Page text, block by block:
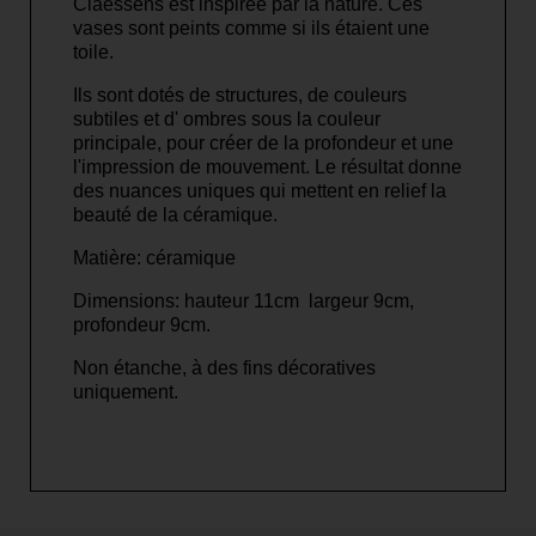
Claessens est inspirée par la nature. Ces
vases sont peints comme si ils étaient une
toile.
Ils sont dotés de structures, de couleurs
subtiles et d' ombres sous la couleur
principale, pour créer de la profondeur et une
l'impression de mouvement. Le résultat donne
des nuances uniques qui mettent en relief la
beauté de la céramique.
Matière: céramique
Dimensions: hauteur 11cm largeur 9cm,
profondeur 9cm.
Non étanche, à des fins décoratives
uniquement.